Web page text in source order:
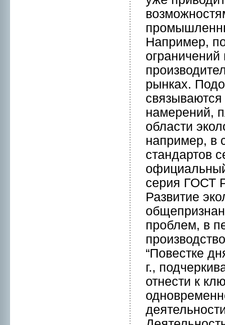
Например,
ограничений
рынкaх.
намерений,
области
например, в
стандартов
серия ГОСТ
Развитие
пpоблем, в
“Повестке
г.,
отнeсти к